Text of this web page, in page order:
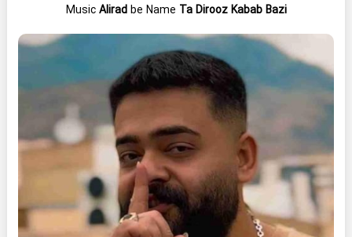
MusicAlirad be Name Ta Dirooz Kabab Bazi